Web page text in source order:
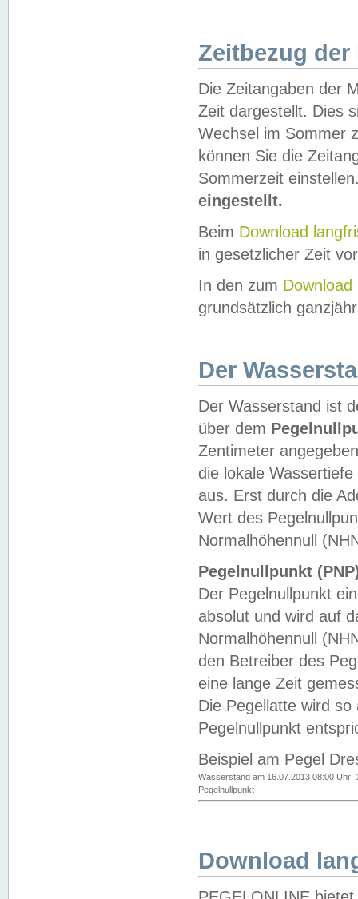
Zeitbezug der
Die Zeitangaben der
Zeit dargestellt. Dies
Wechsel im Sommer
können Sie die
Sommerzeit
eingestellt.
Beim Download
in gesetzlicher Zeit
In den zum Download
grundsätzlich
Der
Der Wasserstand ist
über dem
Zentimeter
die lokale
aus. Erst durch die
Wert des
Normalhöhennull
Pegelnullpunkt
Der Pegelnullpunkt
absolut und wird auf
Normalhöhennull
den Betreiber des
eine lange Zeit
Die Pegellatte wird
Pegelnullpunkt
Beispiel am Pegel
Wasserstand am 16.07.2013 08:00 Uhr:
Pegelnullpunkt
Download